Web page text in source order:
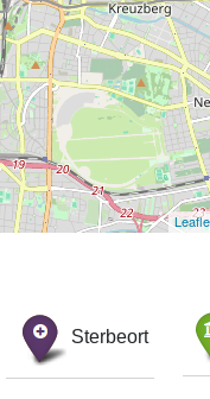
Sterbeort